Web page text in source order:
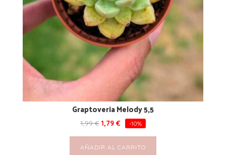
Graptoveria Melody 5,5
1,99€ 1,79 € -10%
AÑADIR AL CARRITO